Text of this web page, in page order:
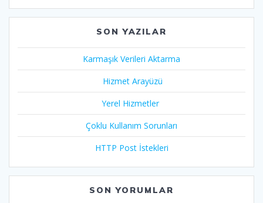
SON YAZILAR
Karmaşık Verileri Aktarma
Hizmet Arayüzü
Yerel Hizmetler
Çoklu Kullanım Sorunları
HTTP Post İstekleri
SON YORUMLAR